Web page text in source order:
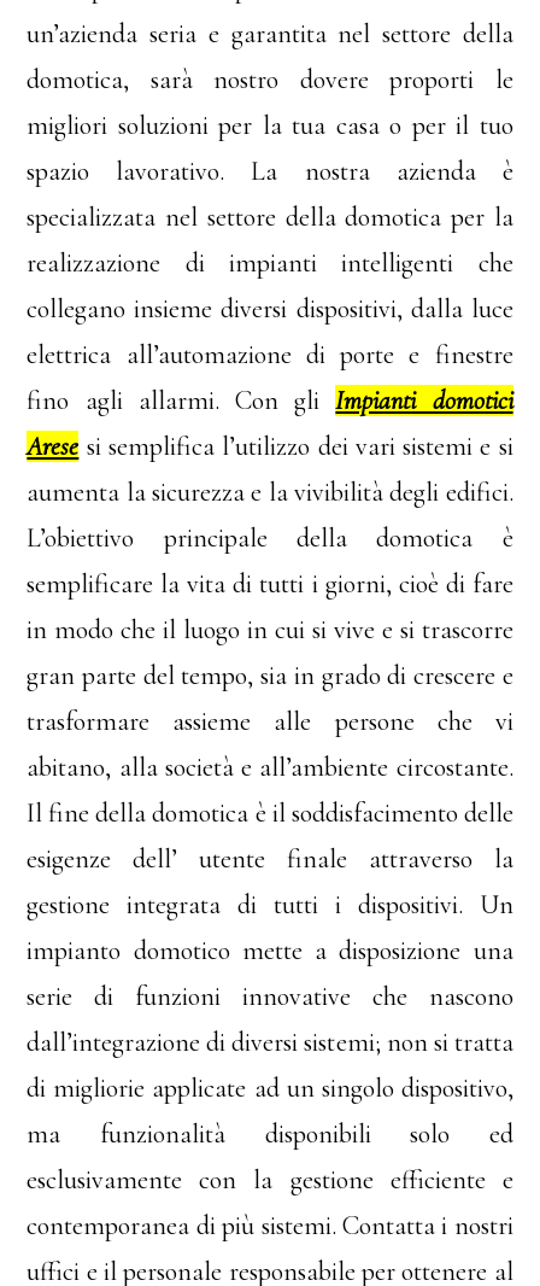
un’azienda seria e garantita nel settore della
domotica, sarà nostro dovere proporti le
migliori soluzioni per la tua casa o per il tuo
spazio lavorativo. La nostra azienda è
specializzata nel settore della domotica per la
realizzazione di impianti intelligenti che
collegano insieme diversi dispositivi, dalla luce
elettrica all’automazione di porte e finestre
fino agli allarmi. Con gliImpianti domotici
Arese si semplifica l’utilizzo dei vari sistemi e si
aumenta la sicurezza e la vivibilità degli edifici.
L’obiettivo principale della domotica è
semplificare la vita di tutti i giorni, cioè di fare
in modo che il luogo in cui si vive e si trascorre
gran parte del tempo, sia in grado di crescere e
trasformare assieme alle persone che vi
abitano, alla società e all’ambiente circostante.
Il fine della domotica è il soddisfacimento delle
esigenze dell’ utente finale attraverso la
gestione integrata di tutti i dispositivi. Un
impianto domotico mette a disposizione una
serie di funzioni innovative che nascono
dall’integrazione di diversi sistemi; non si tratta
di migliorie applicate ad un singolo dispositivo,
ma funzionalità disponibili solo ed
esclusivamente con la gestione efficiente e
contemporanea di più sistemi. Contatta i nostri
uffici e il personale responsabile per ottenere al